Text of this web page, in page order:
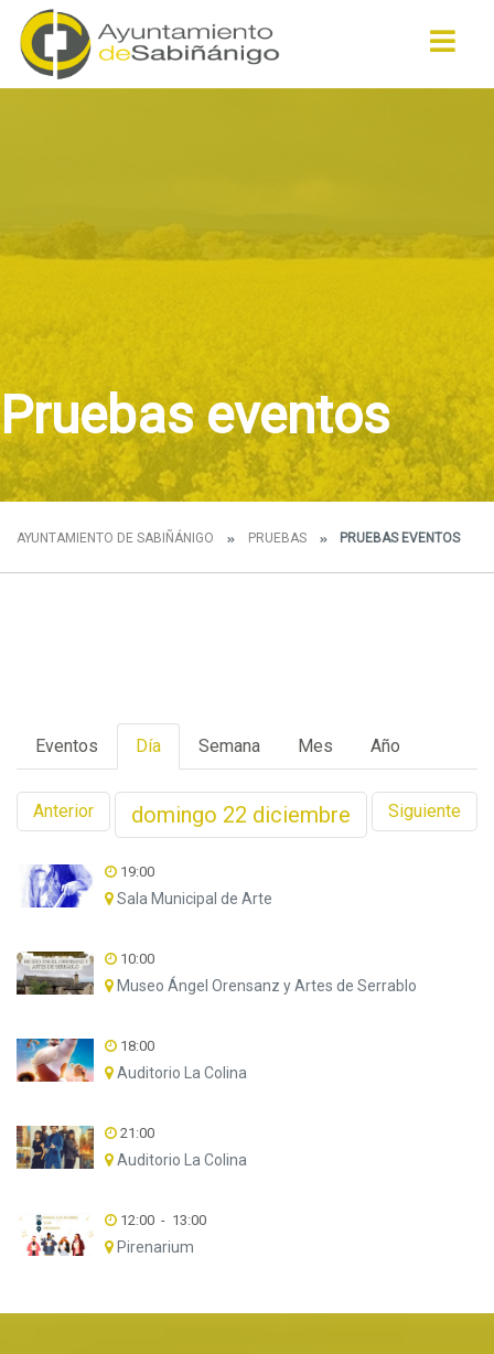
Pruebas eventos
AYUNTAMIENTO DE SABIÑÁNIGO PRUEBAS PRUEBAS EVENTOS
Eventos Día Semana Mes Año
Anterior domingo 22 diciembre Siguiente
19:00
Sala Municipal de Arte
10:00
Museo Ángel Orensanz y Artes de Serrablo
18:00
Auditorio La Colina
21:00
Auditorio La Colina
12:00 - 13:00
Pirenarium